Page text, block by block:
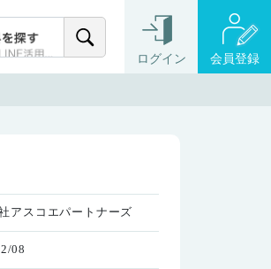
ログイン 会員登録
アスコエパートナーズ
08